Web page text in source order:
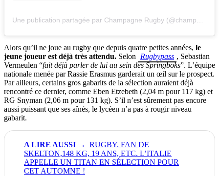
Une publication partagée par Champagne Rugby (@champagnerugby)
Alors qu’il ne joue au rugby que depuis quatre petites années, le
jeune joueur est déjà très attendu. Selon Rugbypass , Sebastian
Vermeulen “fait déjà parler de lui au sein des Springboks”. L’équipe
nationale menée par Rassie Erasmus garderait un œil sur le prospect.
Par ailleurs, certains gros gabarits de la sélection auraient déjà
rencontré ce dernier, comme Eben Etzebeth (2,04 m pour 117 kg) et
RG Snyman (2,06 m pour 131 kg). S’il n’est sûrement pas encore
aussi puissant que ses aînés, le lycéen n’a pas à rougir niveau
gabarit.
RUGBY. FAN DE
SKELTON,148 KG, 19 ANS, ETC. L’ITALIE
APPELLE UN TITAN EN SÉLECTION POUR
CET AUTOMNE !